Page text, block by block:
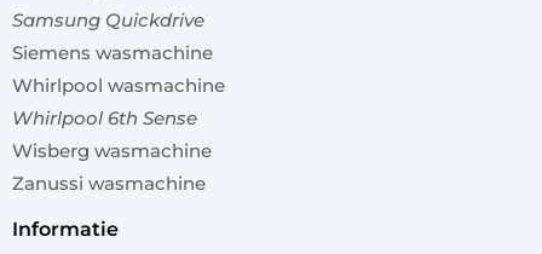
Samsung Quickdrive
Siemens wasmachine
Whirlpool wasmachine
Whirlpool 6th Sense
Wisberg wasmachine
Zanussi wasmachine
informatie